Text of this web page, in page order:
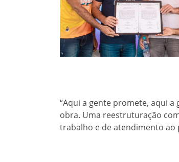
“Aqui a gente promete, aqui
obra. Uma reestruturação
trabalho e de atendimento ao